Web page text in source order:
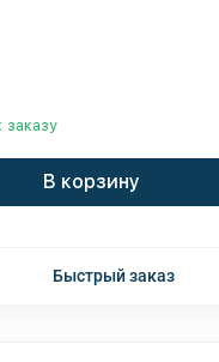
заказу
В корзину
Быстрый заказ